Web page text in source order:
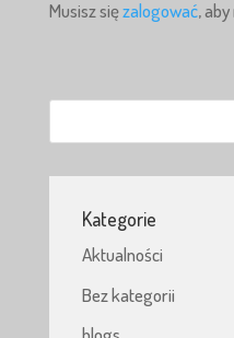
Musisz sięzalogować,
Kategorie
Aktualności
Bez kategorii